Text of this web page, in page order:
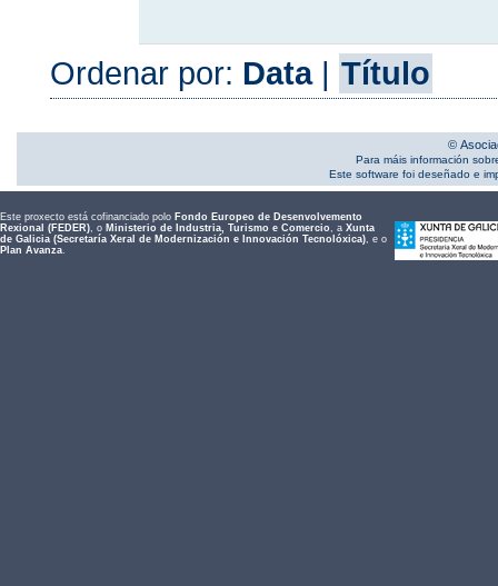
Ordenar por: Data| Título
©
Para máis información
Este software foi deseñado e
Este proxecto está cofinanciado polo Fondo Europeo de Desenvolvemento
Rexional (FEDER), o Ministerio de Industria, Turismo e Comercio, a Xunta
de Galicia (Secretaría Xeral de Modernización e Innovación Tecnolóxica), e o
Plan Avanza.